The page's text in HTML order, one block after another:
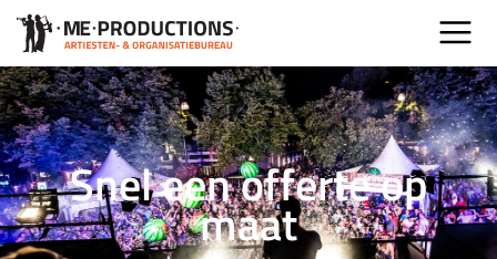
Snel een offerte op
maat